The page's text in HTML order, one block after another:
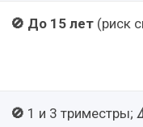
🚫 До 15 лет (риск
🚫 1 и 3 триместры;